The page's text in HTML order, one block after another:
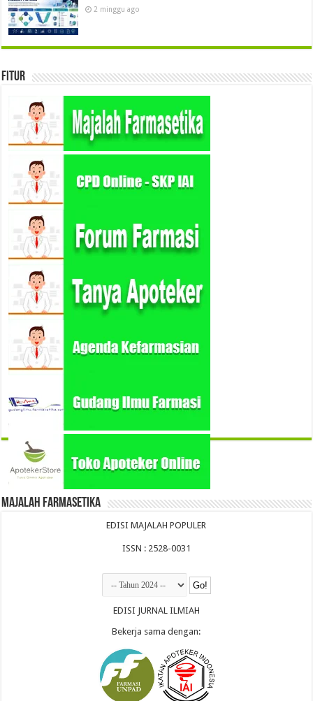
2 minggu ago
Fitur
Majalah Farmasetika
EDISI MAJALAH POPULER
ISSN : 2528-0031
EDISI JURNAL ILMIAH
Bekerja sama dengan: